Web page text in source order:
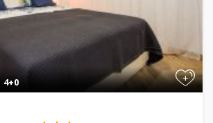
+
4+0